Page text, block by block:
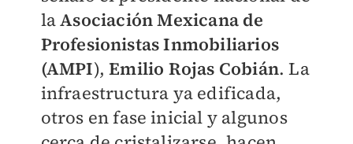
laAsociación Mexicana de
Profesionistas Inmobiliarios
(AMPI),Emilio Rojas Cobián. La
infraestructura ya edificada,
otros en fase inicial y algunos